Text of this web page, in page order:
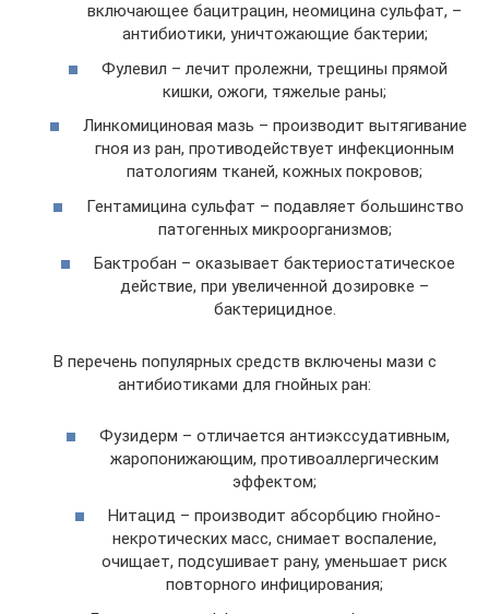
включающее бацитрацин, неомицина сульфат, –
антибиотики, уничтожающие бактерии;
Фулевил – лечит пролежни, трещины прямой
кишки, ожоги, тяжелые раны;
Линкомициновая мазь – производит вытягивание
гноя из ран, противодействует инфекционным
патологиям тканей, кожных покровов;
Гентамицина сульфат – подавляет большинство
патогенных микроорганизмов;
Бактробан – оказывает бактериостатическое
действие, при увеличенной дозировке –
бактерицидное.
В перечень популярных средств включены мази с
антибиотиками для гнойных ран:
Фузидерм – отличается антиэкссудативным,
жаропонижающим, противоаллергическим
эффектом;
Нитацид – производит абсорбцию гнойно-
некротических масс, снимает воспаление,
очищает, подсушивает рану, уменьшает риск
повторного инфицирования;